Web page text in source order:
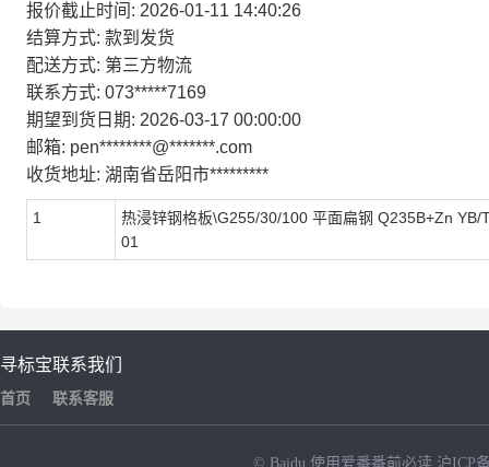
报价截止时间: 2026-01-11 14:40:26
结算方式: 款到发货
配送方式: 第三方物流
联系方式: 073*****7169
期望到货日期: 2026-03-17 00:00:00
邮箱: pen********@*******.com
收货地址: 湖南省岳阳市*********
1
热浸锌钢格板\G255/30/100 平面扁钢 Q235B+Zn YB/
01
寻标宝
首页
联系我们
联系客服
© Baidu 使用爱番番前必读 沪ICP